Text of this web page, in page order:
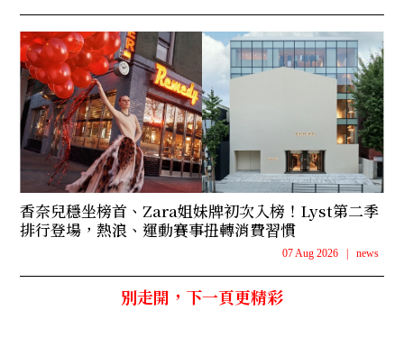
香奈兒穩坐榜首、Zara姐妹牌初次入榜！Lyst第二季
排行登場，熱浪、運動賽事扭轉消費習慣
07 Aug 2026 news
別走開，下一頁更精彩